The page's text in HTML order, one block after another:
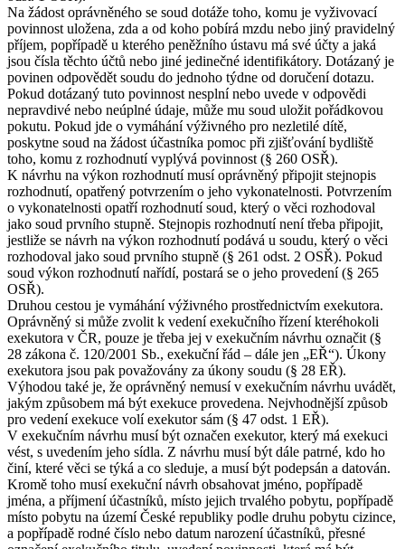
Na žádost oprávněného se soud dotáže toho, komu je vyživovací
povinnost uložena, zda a od koho pobírá mzdu nebo jiný pravidelný
příjem, popřípadě u kterého peněžního ústavu má své účty a jaká
jsou čísla těchto účtů nebo jiné jedinečné identifikátory. Dotázaný je
povinen odpovědět soudu do jednoho týdne od doručení dotazu.
Pokud dotázaný tuto povinnost nesplní nebo uvede v odpovědi
nepravdivé nebo neúplné údaje, může mu soud uložit pořádkovou
pokutu. Pokud jde o vymáhání výživného pro nezletilé dítě,
poskytne soud na žádost účastníka pomoc při zjišťování bydliště
toho, komu z rozhodnutí vyplývá povinnost (§ 260 OSŘ).
K návrhu na výkon rozhodnutí musí oprávněný připojit stejnopis
rozhodnutí, opatřený potvrzením o jeho vykonatelnosti. Potvrzením
o vykonatelnosti opatří rozhodnutí soud, který o věci rozhodoval
jako soud prvního stupně. Stejnopis rozhodnutí není třeba připojit,
jestliže se návrh na výkon rozhodnutí podává u soudu, který o věci
rozhodoval jako soud prvního stupně (§ 261 odst. 2 OSŘ). Pokud
soud výkon rozhodnutí nařídí, postará se o jeho provedení (§ 265
OSŘ).
Druhou cestou je vymáhání výživného prostřednictvím exekutora.
Oprávněný si může zvolit k vedení exekučního řízení kteréhokoli
exekutora v ČR, pouze je třeba jej v exekučním návrhu označit (§
28 zákona č. 120/2001 Sb., exekuční řád – dále jen „EŘ“). Úkony
exekutora jsou pak považovány za úkony soudu (§ 28 EŘ).
Výhodou také je, že oprávněný nemusí v exekučním návrhu uvádět,
jakým způsobem má být exekuce provedena. Nejvhodnější způsob
pro vedení exekuce volí exekutor sám (§ 47 odst. 1 EŘ).
V exekučním návrhu musí být označen exekutor, který má exekuci
vést, s uvedením jeho sídla. Z návrhu musí být dále patrné, kdo ho
činí, které věci se týká a co sleduje, a musí být podepsán a datován.
Kromě toho musí exekuční návrh obsahovat jméno, popřípadě
jména, a příjmení účastníků, místo jejich trvalého pobytu, popřípadě
místo pobytu na území České republiky podle druhu pobytu cizince,
a popřípadě rodné číslo nebo datum narození účastníků, přesné